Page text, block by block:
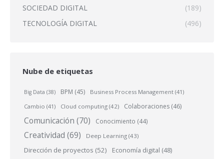
SOCIEDAD DIGITAL
(189)
TECNOLOGÍA DIGITAL
(496)
Nube de etiquetas
Big Data (38) BPM (45) Business Process Management (41)
Cambio (41) Cloud computing (42) Colaboraciones (46)
Comunicación (70) Conocimiento (44)
Creatividad (69) Deep Learning (43)
Dirección de proyectos (52) Economía digital (48)